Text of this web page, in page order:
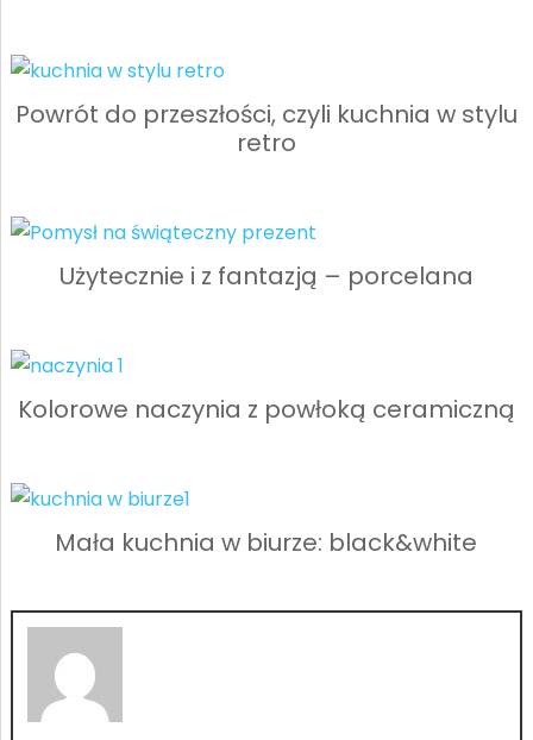
Powrót do przeszłości, czyli kuchnia w stylu
retro
Użytecznie i z fantazją – porcelana
Kolorowe naczynia z powłoką ceramiczną
Mała kuchnia w biurze: black&white